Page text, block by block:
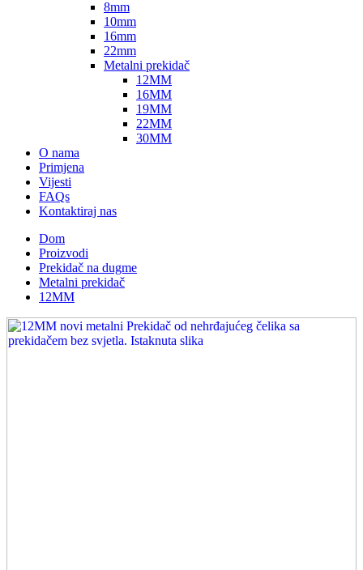
8mm
10mm
16mm
22mm
Metalni prekidač
12MM
16MM
19MM
22MM
30MM
O nama
Primjena
Vijesti
FAQs
Kontaktiraj nas
Dom
Proizvodi
Prekidač na dugme
Metalni prekidač
12MM